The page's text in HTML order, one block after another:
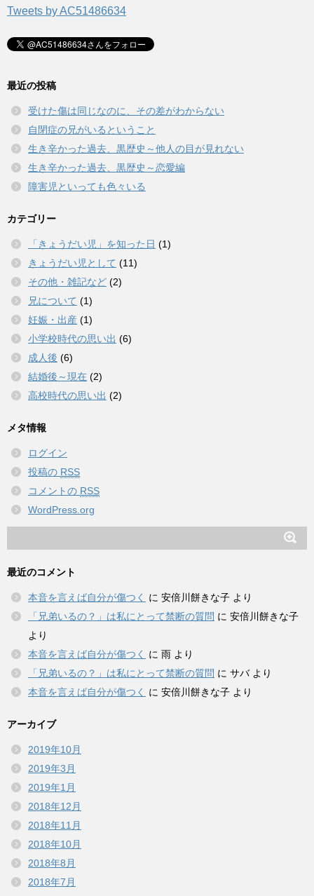
Tweets by AC51486634
最近の投稿
受けた傷は同じなのに、その差がわからない
自閉症の兄がいるということ
生き辛かった過去、黒歴史～他人の目が見れない
生き辛かった過去、黒歴史～恋愛編
障害児といっても色々いる
カテゴリー
「きょうだい児」を知った日 (1)
きょうだい児として (11)
その他・雑記など (2)
兄について (1)
妊娠・出産 (1)
小学校時代の思い出 (6)
成人後 (6)
結婚後～現在 (2)
高校時代の思い出 (2)
メタ情報
ログイン
投稿の RSS
コメントの RSS
WordPress.org
最近のコメント
本音を言えば自分が傷つく に 安倍川餅きな子 より
「兄弟いるの？」は私にとって禁断の質問 に 安倍川餅きな子
より
本音を言えば自分が傷つく
に 雨 より
「兄弟いるの？」は私にとって禁断の質問 に サバより
本音を言えば自分が傷つく
に 安倍川餅きな子 より
アーカイブ
2019年10月
2019年3月
2019年1月
2018年12月
2018年11月
2018年10月
2018年8月
2018年7月